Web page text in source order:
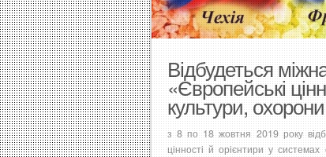
Відбудеться
«Європейські
культури,
з 8 по 18 жовтня 2019 року
цінності й орієнтири у системах